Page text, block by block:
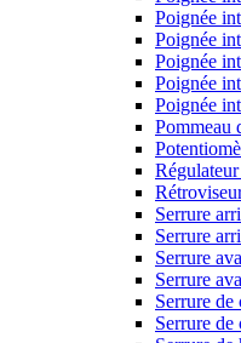
Poignée
Poignée
Poignée
Poignée
Poignée
Pommeau
Serrure
Serrure
Serrure
Serrure
Serrure de
Serrure de